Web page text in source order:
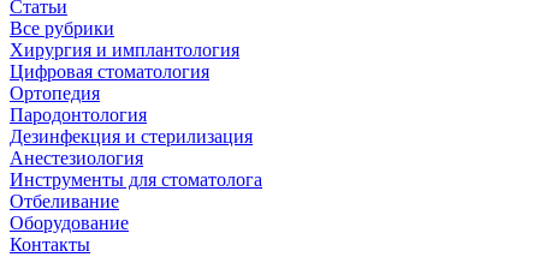
Статьи
Все рубрики
Хирургия и имплантология
Цифровая стоматология
Ортопедия
Пародонтология
Дезинфекция и стерилизация
Анестезиология
Инструменты для стоматолога
Отбеливание
Оборудование
Контакты